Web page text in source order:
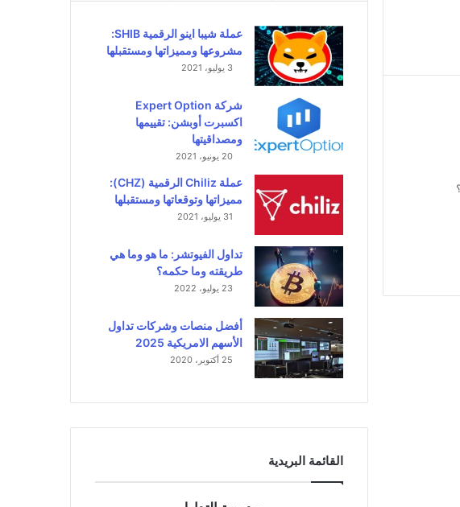
عملة شيبا اينو الرقمية SHIB:
مشروعها ومميزاتها ومستقبلها
3 يوليو، 2021
شركة Expert Option
اكسبرت أوبشن: تقييمها
ومصداقيتها
20 يونيو، 2021
عملة Chiliz الرقمية (CHZ):
مميزاتها وتوقعاتها ومستقبلها
31 يوليو، 2021
تداول الفيوتشر: ما هو وما هي
طريقته وما حكمه؟
23 يوليو، 2022
أفضل منصات وشركات تداول
الأسهم الامريكية 2025
25 أكتوبر، 2020
القائمة البريدية